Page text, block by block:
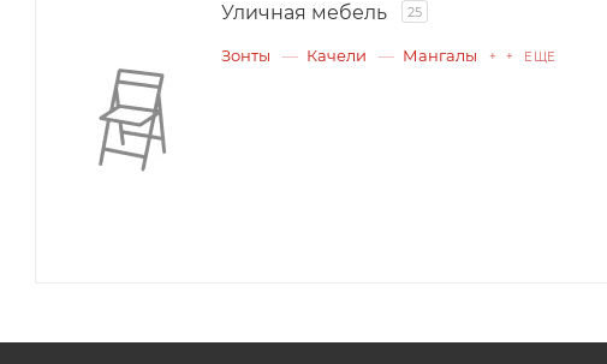
Уличная мебель 25
Зонты Качели Мангалы + + ЕЩЕ